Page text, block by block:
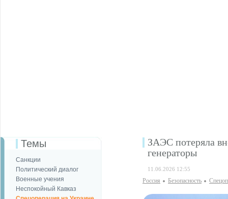
Темы
Санкции
Политический диалог
Военные учения
Неспокойный Кавказ
ЗАЭС потеряла
генераторы
11.06.2026 12:55
Россия Безопаcность